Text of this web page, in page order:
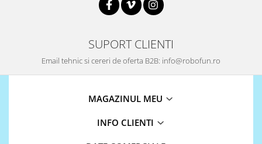
SUPORT CLIENTI
Email tehnic si cereri de oferta B2B: info@robofun.ro
MAGAZINUL MEU
INFO CLIENTI